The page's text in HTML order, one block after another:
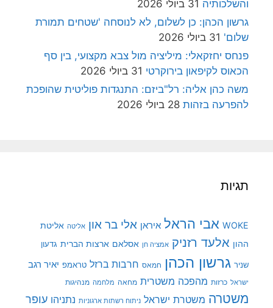
והשלכותיה 31 ביולי 2026
גרשון הכהן: כן לשלום, לא לנוסחה 'שטחים תמורת
שלום' 31 ביולי 2026
פנחס יחזקאלי: מיליציה מול צבא מקצועי, בין סף
הכאוס לקיפאון בירוקרטי 31 ביולי 2026
משה כהן אליה: רל"ביזם: התנגדות פוליטית שהופכת
להפרעה בזהות 28 ביולי 2026
תגיות
WOKE אבי הראל איראן אלי בר און אליטה אליטת
ההון אלעד רזניק אמציה חן אסלאם ארצות הברית גדעון
שניר גרשון הכהן חמאס חרבות ברזל טראמפ יאיר רגב
ישראל כרזות מהפכה משטרית מחאה מלחמה מנהיגות
משטרה משטרת ישראל ניתוח רשתות ארגוניות נתניהו עופר